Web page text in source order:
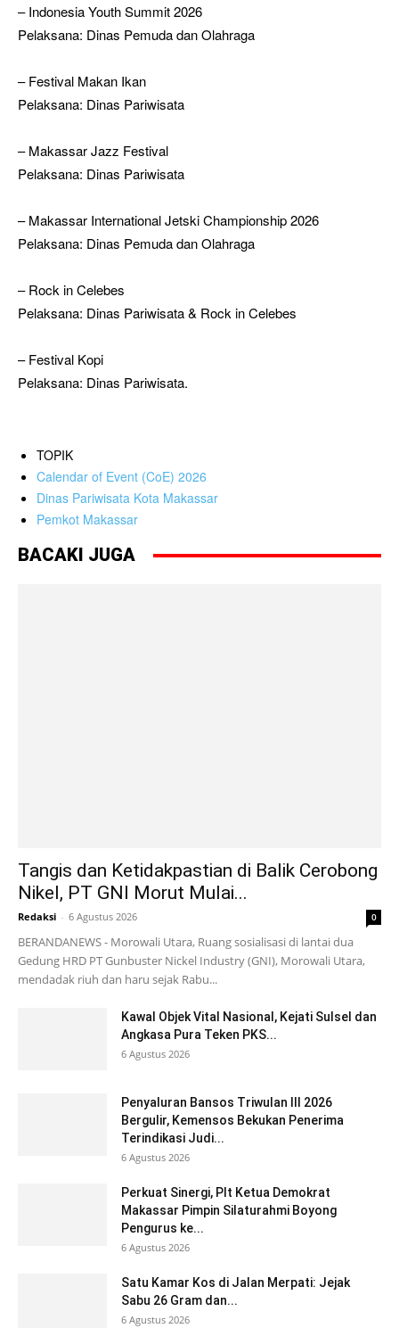
– Indonesia Youth Summit 2026
Pelaksana: Dinas Pemuda dan Olahraga
– Festival Makan Ikan
Pelaksana: Dinas Pariwisata
– Makassar Jazz Festival
Pelaksana: Dinas Pariwisata
– Makassar International Jetski Championship 2026
Pelaksana: Dinas Pemuda dan Olahraga
– Rock in Celebes
Pelaksana: Dinas Pariwisata & Rock in Celebes
– Festival Kopi
Pelaksana: Dinas Pariwisata.
TOPIK
Calendar of Event (CoE) 2026
Dinas Pariwisata Kota Makassar
Pemkot Makassar
BACAKI JUGA
Tangis dan Ketidakpastian di Balik Cerobong
Nikel, PT GNI Morut Mulai...
Redaksi - 6 Agustus 2026 0
BERANDANEWS - Morowali Utara, Ruang sosialisasi di lantai dua
Gedung HRD PT Gunbuster Nickel Industry (GNI), Morowali Utara,
mendadak riuh dan haru sejak Rabu...
Kawal Objek Vital Nasional, Kejati Sulsel dan
Angkasa Pura Teken PKS...
6 Agustus 2026
Penyaluran Bansos Triwulan III 2026
Bergulir, Kemensos Bekukan Penerima
Terindikasi Judi...
6 Agustus 2026
Perkuat Sinergi, Plt Ketua Demokrat
Makassar Pimpin Silaturahmi Boyong
Pengurus ke...
6 Agustus 2026
Satu Kamar Kos di Jalan Merpati: Jejak
Sabu 26 Gram dan...
6 Agustus 2026